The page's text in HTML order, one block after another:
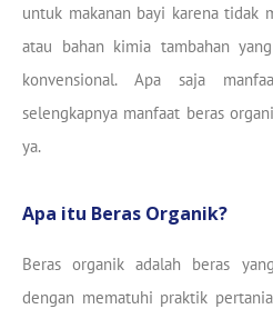
untuk makanan bayi karena tidak
atau bahan kimia tambahan
konvensional. Apa saja
selengkapnya manfaat beras
ya.
Apa itu Beras Organik?
Beras organik adalah beras
dengan mematuhi praktik